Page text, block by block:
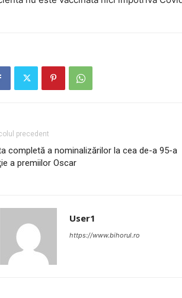
precedent
completă a nominalizărilor la cea de-a 95-a
a premiilor Oscar
User1
https://www.bihorul.ro